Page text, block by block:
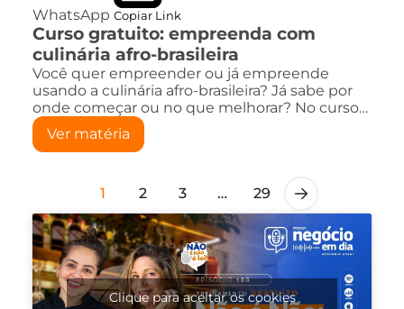
WhatsApp Copiar Link
Curso gratuito: empreenda com
culinária afro-brasileira
Você quer empreender ou já empreende
usando a culinária afro-brasileira? Já sabe por
onde começar ou no que melhorar? No curso…
Ver matéria
1 2 3 … 29
Clique para aceitar os cookies